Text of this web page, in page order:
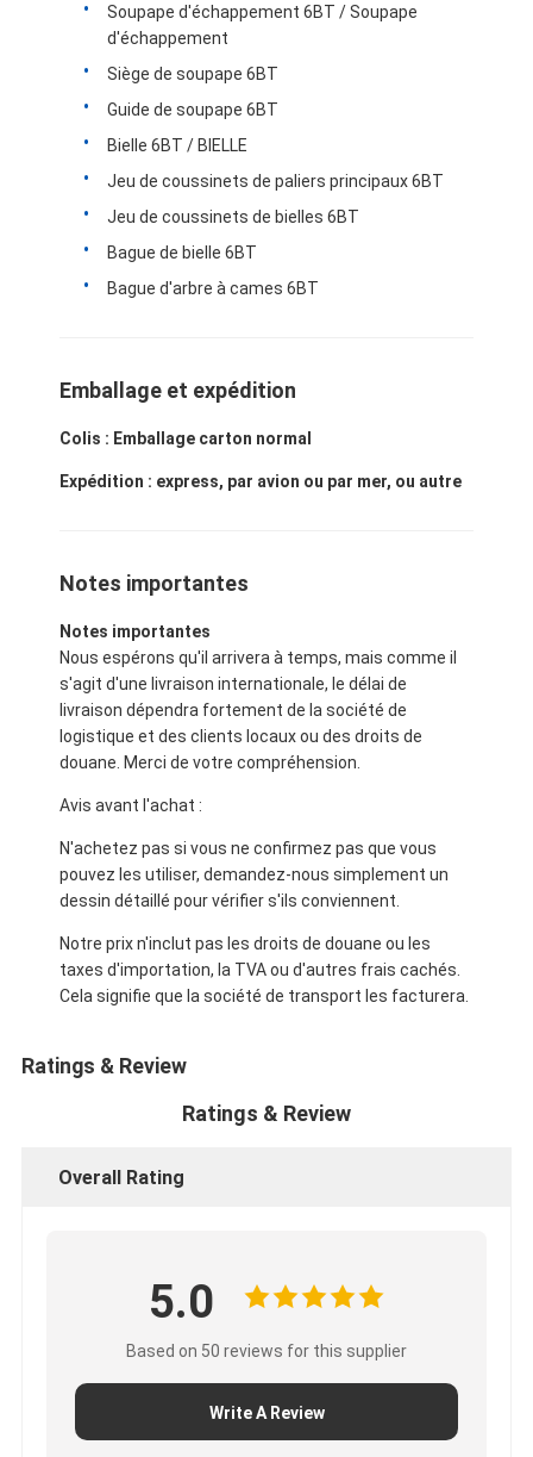
Soupape d'échappement 6BT / Soupape
d'échappement
Siège de soupape 6BT
Guide de soupape 6BT
Bielle 6BT / BIELLE
Jeu de coussinets de paliers principaux 6BT
Jeu de coussinets de bielles 6BT
Bague de bielle 6BT
Bague d'arbre à cames 6BT
Emballage et expédition
Colis : Emballage carton normal
Expédition : express, par avion ou par mer, ou autre
Notes importantes
Notes importantes
Nous espérons qu'il arrivera à temps, mais comme il
s'agit d'une livraison internationale, le délai de
livraison dépendra fortement de la société de
logistique et des clients locaux ou des droits de
douane. Merci de votre compréhension.
Avis avant l'achat :
N'achetez pas si vous ne confirmez pas que vous
pouvez les utiliser, demandez-nous simplement un
dessin détaillé pour vérifier s'ils conviennent.
Notre prix n'inclut pas les droits de douane ou les
taxes d'importation, la TVA ou d'autres frais cachés.
Cela signifie que la société de transport les facturera.
Ratings & Review
Ratings & Review
Overall Rating
5.0
Based on 50 reviews for this supplier
Write A Review